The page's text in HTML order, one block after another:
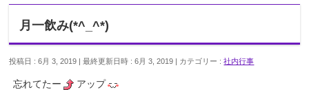
月一飲み(*^_^*)
投稿日 : 6月 3, 2019 最終更新日時 : 6月 3, 2019 カテゴリー :社内行事
忘れてたー アップ